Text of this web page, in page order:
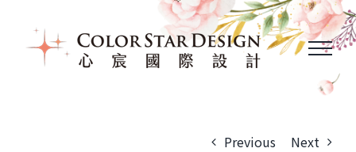
content
Previous Next